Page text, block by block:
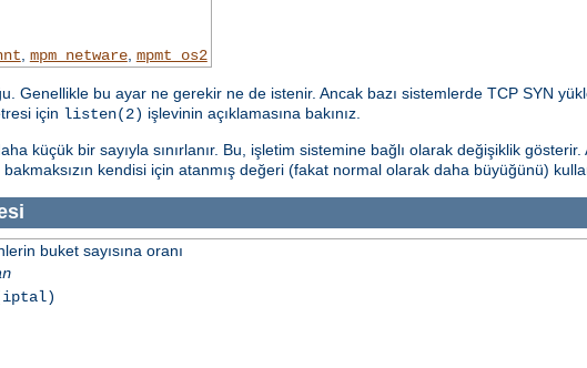
, mpm_netware, mpmt_os2
Genellikle bu ayar ne gerekir ne de istenir. Ancak bazı sistemlerde TCP SYN
için listen(2) işlevinin açıklamasına bakınız.
küçük bir sayıyla sınırlanır. Bu, işletim sistemine bağlı olarak değişiklik
kendisi için atanmış değeri (fakat normal olarak daha büyüğünü)
buket sayısına oranı
(iptal)